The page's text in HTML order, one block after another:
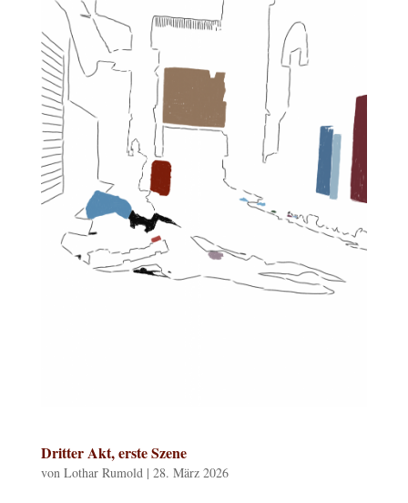
Dritter Akt, erste Szene
von Lothar Rumold| 28. März 2026